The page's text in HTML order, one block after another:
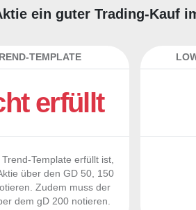
ein guter Trading-Kauf
TEMPLATE
erfüllt
Trend-Template erfüllt ist,
über den GD 50, 150
Zudem muss der
dem gD 200 notieren.